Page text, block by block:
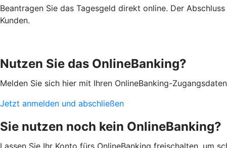
Beantragen Sie das Tagesgeld direkt online. Der
Kunden.
Nutzen Sie das OnlineBanking?
Melden Sie sich hier mit Ihren OnlineBanking-
Jetzt anmelden und abschließen
Sie nutzen noch kein OnlineBanking?
Lassen Sie Ihr Konto fürs OnlineBanking freischalten, um